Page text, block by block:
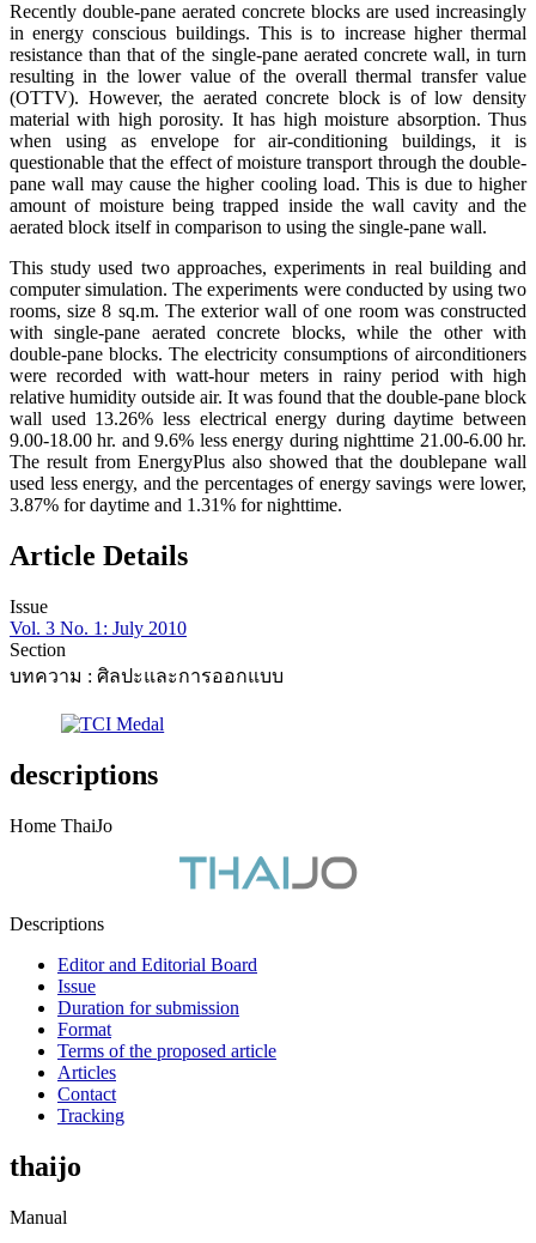
Recently double-pane aerated concrete blocks are used increasingly
in energy conscious buildings. This is to increase higher thermal
resistance than that of the single-pane aerated concrete wall, in turn
resulting in the lower value of the overall thermal transfer value
(OTTV). However, the aerated concrete block is of low density
material with high porosity. It has high moisture absorption. Thus
when using as envelope for air-conditioning buildings, it is
questionable that the effect of moisture transport through the double-
pane wall may cause the higher cooling load. This is due to higher
amount of moisture being trapped inside the wall cavity and the
aerated block itself in comparison to using the single-pane wall.
This study used two approaches, experiments in real building and
computer simulation. The experiments were conducted by using two
rooms, size 8 sq.m. The exterior wall of one room was constructed
with single-pane aerated concrete blocks, while the other with
double-pane blocks. The electricity consumptions of airconditioners
were recorded with watt-hour meters in rainy period with high
relative humidity outside air. It was found that the double-pane block
wall used 13.26% less electrical energy during daytime between
9.00-18.00 hr. and 9.6% less energy during nighttime 21.00-6.00 hr.
The result from EnergyPlus also showed that the doublepane wall
used less energy, and the percentages of energy savings were lower,
3.87% for daytime and 1.31% for nighttime.
Article Details
Issue
Vol. 3 No. 1: July 2010
Section
บทความ : ศิลปะและการออกแบบ
descriptions
Home ThaiJo
Descriptions
Editor and Editorial Board
Issue
Duration for submission
Format
Terms of the proposed article
Articles
Contact
Tracking
thaijo
Manual